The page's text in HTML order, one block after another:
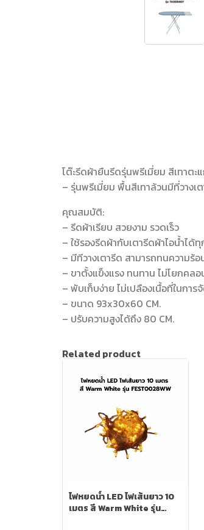
โต๊ะรีดผ้ายืนรีดรุ่นพรีเมี่ยม สีเทาต
– รุ่นพรีเมี่ยม พื้นสีเทาล้วนมีที่วางเ
คุณสมบัติ:
– รีดผ้าเรียบ สวยงาม รวดเร็ว
– ใช้รองรีดผ้ากับเตารีดผ้าไอน้ำได้
– มีทีวางเตารีด สามารถทนความร้
– ขาตั้งแข็งแรง ทนทาน ไม่โยกคลอ
– พับเก็บง่าย ไม่เปลืองเนื้อที่ในการ
– ขนาด 93x30x60 CM.
– ปรับความสูงได้ถึง 80 CM.
Related product
ไฟหยดน้ำ LED ไฟเส้นยาว 10
เมตร สี Warm White รุ่น